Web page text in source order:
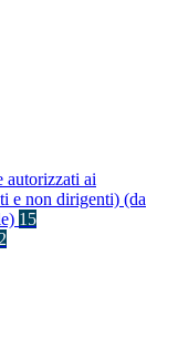
autorizzati ai
e non dirigenti) (da
15
2